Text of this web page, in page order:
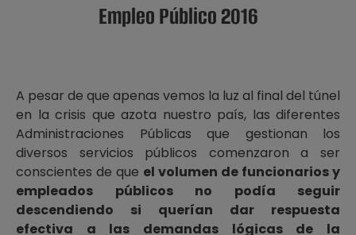
Empleo Público 2016
A pesar de que apenas vemos la luz al final del túnel
en la crisis que azota nuestro país, las diferentes
Administraciones Públicas que gestionan los
diversos servicios públicos comenzaron a ser
conscientes de que el volumen de funcionarios y
empleados públicos no podía seguir
descendiendo si querían dar respuesta
efectiva a las demandas lógicas de la